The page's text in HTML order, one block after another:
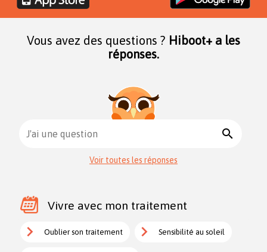
Vous avez des questions ? Hiboot+ a les
réponses.
J'ai une question search
Voir toutes les réponses
Vivre avec mon traitement
Oublier son traitement Sensibilité au soleil